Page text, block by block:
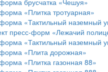
брусчатка «Чешуя»
«Плитка тротуарная»
«Тактильный наземный
пресс-форм «Лежачий
«Тактильный наземный
«Плита дорожная»
«Плитка газонная 88»